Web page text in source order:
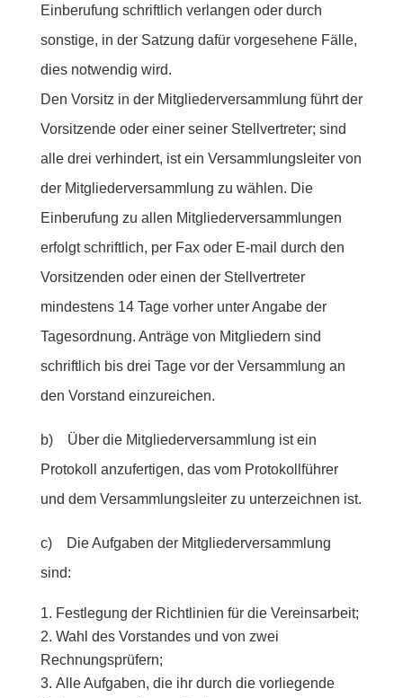
Einberufung schriftlich verlangen oder durch
sonstige, in der Satzung dafür vorgesehene Fälle,
dies notwendig wird.
Den Vorsitz in der Mitgliederversammlung führt der
Vorsitzende oder einer seiner Stellvertreter; sind
alle drei verhindert, ist ein Versammlungsleiter von
der Mitgliederversammlung zu wählen. Die
Einberufung zu allen Mitgliederversammlungen
erfolgt schriftlich, per Fax oder E-mail durch den
Vorsitzenden oder einen der Stellvertreter
mindestens 14 Tage vorher unter Angabe der
Tagesordnung. Anträge von Mitgliedern sind
schriftlich bis drei Tage vor der Versammlung an
den Vorstand einzureichen.
b) Über die Mitgliederversammlung ist ein
Protokoll anzufertigen, das vom Protokollführer
und dem Versammlungsleiter zu unterzeichnen ist.
c) Die Aufgaben der Mitgliederversammlung
sind:
Festlegung der Richtlinien für die Vereinsarbeit;
Wahl des Vorstandes und von zwei
Rechnungsprüfern;
Alle Aufgaben, die ihr durch die vorliegende